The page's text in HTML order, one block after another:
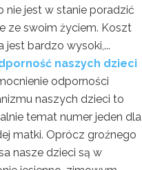
nie jest w stanie poradzić
ze swoim życiem. Koszt
jest bardzo wysoki,...
naszych dzieci
odporności
naszych dzieci to
temat numer jeden dla
matki. Oprócz groźnego
nasze dzieci są w